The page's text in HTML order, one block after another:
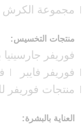
مجموعة الكرش
منتجات التخسيس:
فوريفر
فوريفر فايبر
منتجات فوريفر
العناية بالبشرة: